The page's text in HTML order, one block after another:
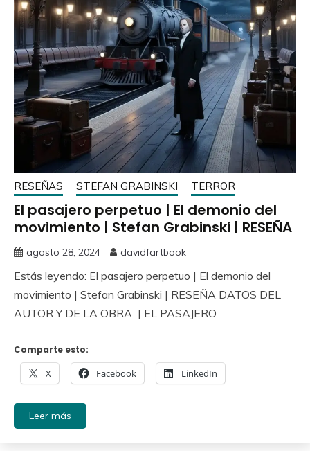
RESEÑAS STEFAN GRABINSKI TERROR
El pasajero perpetuo | El demonio del
movimiento | Stefan Grabinski | RESEÑA
agosto 28, 2024 davidfartbook
Estás leyendo: El pasajero perpetuo | El demonio del
movimiento | Stefan Grabinski | RESEÑA DATOS DEL
AUTOR Y DE LA OBRA | EL PASAJERO
Comparte esto:
X Facebook LinkedIn
Leer más